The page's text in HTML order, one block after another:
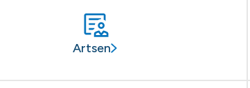
Artsen